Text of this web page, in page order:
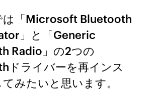
は「Microsoft Bluetooth
」と「Generic
Radio」の2つの
ドライバーを再インス
てみたいと思います。